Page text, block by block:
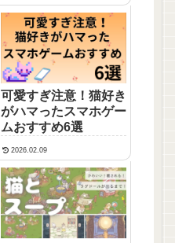
可愛すぎ注意！猫好き
がハマったスマホゲー
ムおすすめ6選
2026.02.09